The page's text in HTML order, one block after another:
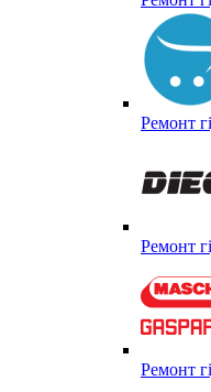
Ремонт
Ремонт
Ремонт